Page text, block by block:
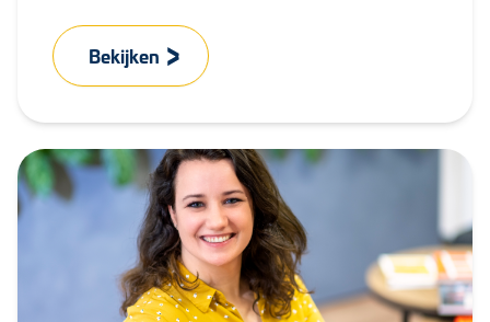
Bekijken